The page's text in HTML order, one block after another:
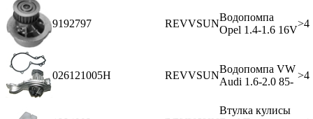
9192797 REVVSUN
Водопомпа
Opel 1.4-1.6 16V
>4
026121005H REVVSUN
Водопомпа VW
Audi 1.6-2.0 85-
>4
Втулка кулисы